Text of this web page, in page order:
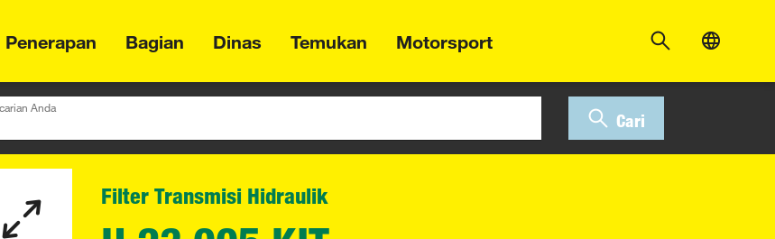
Penerapan Bagian Dinas Temukan Motorsport
Anda
Cari
Filter Transmisi Hidraulik